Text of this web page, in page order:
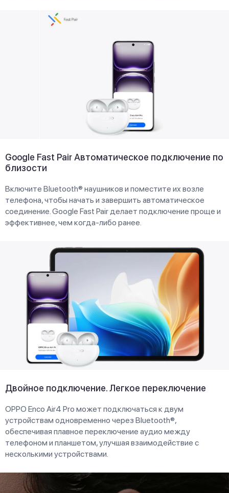
Google Fast Pair Автоматическое подключение по
близости
Включите Bluetooth® наушников и поместите их возле
телефона, чтобы начать и завершить автоматическое
соединение. Google Fast Pair делает подключение проще и
эффективнее, чем когда-либо ранее.
Двойное подключение. Легкое переключение
OPPO Enco Air4 Pro может подключаться к двум
устройствам одновременно через Bluetooth®,
обеспечивая плавное переключение аудио между
телефоном и планшетом, улучшая взаимодействие с
несколькими устройствами.